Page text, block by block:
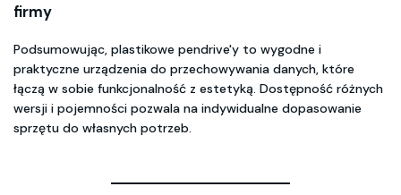
firmy
Podsumowując, plastikowe pendrive'y to wygodne i
praktyczne urządzenia do przechowywania danych, które
łączą w sobie funkcjonalność z estetyką. Dostępność różnych
wersji i pojemności pozwala na indywidualne dopasowanie
sprzętu do własnych potrzeb.